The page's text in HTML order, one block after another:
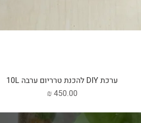
ערכת DIY להכנת טרריום ערבה 10L
מחיר